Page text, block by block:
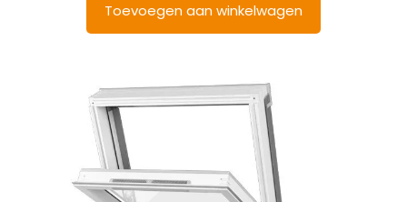
Toevoegen aan winkelwagen